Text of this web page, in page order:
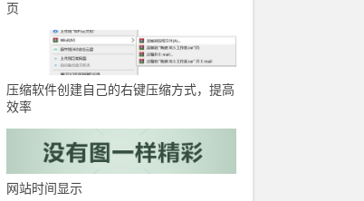
页
压缩软件创建自己的右键压缩方式，提高
效率
网站时间显示